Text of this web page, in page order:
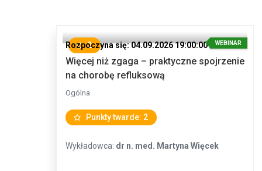
WEBINAR
2
Rozpoczyna się: 04.09.2026 19:00:00
Więcej niż zgaga – praktyczne spojrzenie
na chorobę refluksową
Ogólna
Punkty twarde: 2
Wykładowca: dr n. med. Martyna Więcek